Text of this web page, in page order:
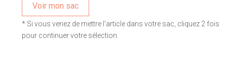
Voir mon sac
* Si vous venez de mettre l'article dans votre sac, cliquez 2 fois
pour continuer votre sélection.